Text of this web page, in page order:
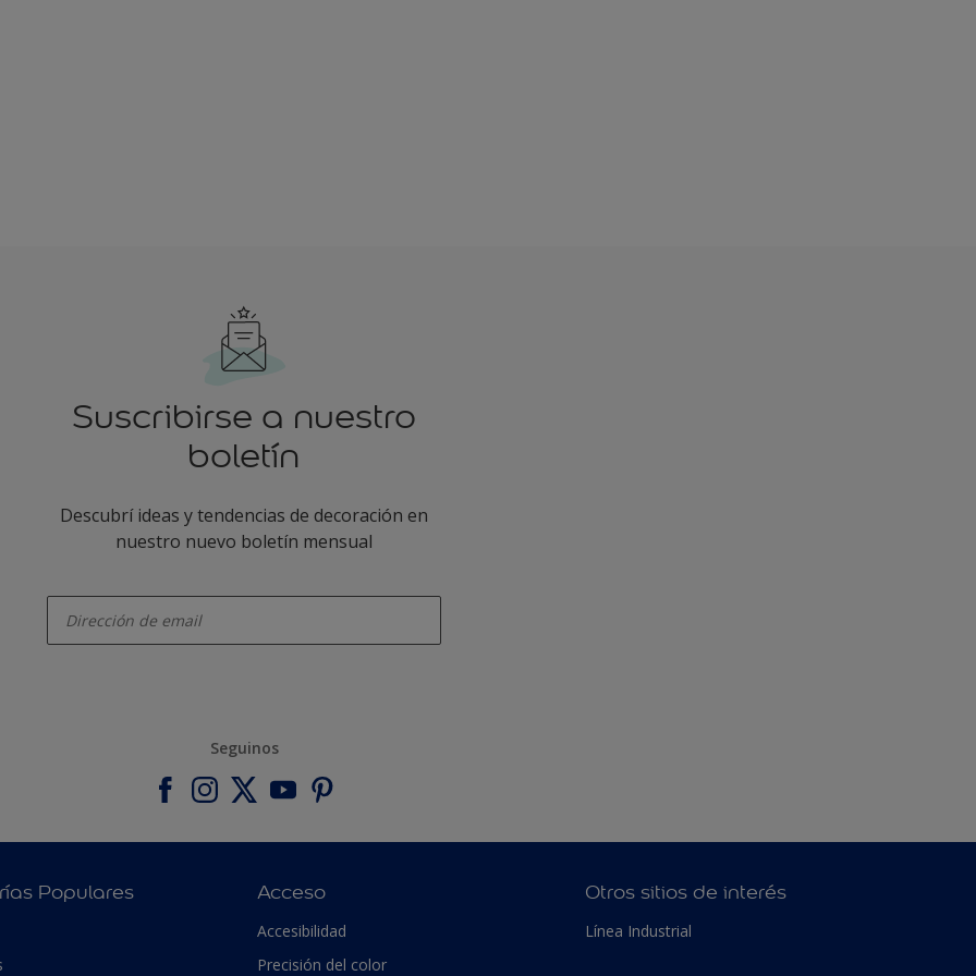
Suscribirse a nuestro
boletín
Descubrí ideas y tendencias de decoración en
nuestro nuevo boletín mensual
Seguinos
Populares Acceso
Accesibilidad
Precisión del color
Otros sitios de interés
Línea Industrial